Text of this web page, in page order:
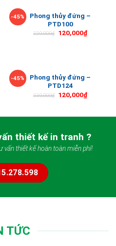
-45%
Phong thủy đứng –
PTD100
220,000₫ 120,000₫
-45%
Phong thủy đứng –
PTD124
220,000₫ 120,000₫
thiết kế in tranh ?
vấn thiết kế hoàn toàn miễn phí!
TỨC